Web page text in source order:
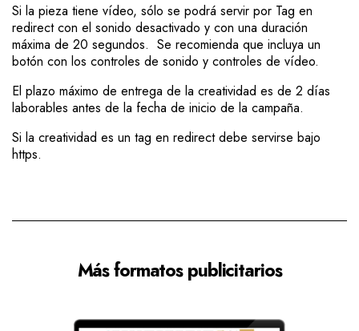
Si la pieza tiene vídeo, sólo se podrá servir por Tag en
redirect con el sonido desactivado y con una duración
máxima de 20 segundos. Se recomienda que incluya un
botón con los controles de sonido y controles de vídeo.
El plazo máximo de entrega de la creatividad es de 2 días
laborables antes de la fecha de inicio de la campaña.
Si la creatividad es un tag en redirect debe servirse bajo
https.
Más formatos publicitarios